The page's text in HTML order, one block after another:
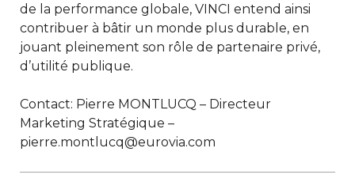
de la performance globale, VINCI entend ainsi
contribuer à bâtir un monde plus durable, en
jouant pleinement son rôle de partenaire privé,
d’utilité publique.
Contact: Pierre MONTLUCQ – Directeur
Marketing Stratégique –
pierre.montlucq@eurovia.com